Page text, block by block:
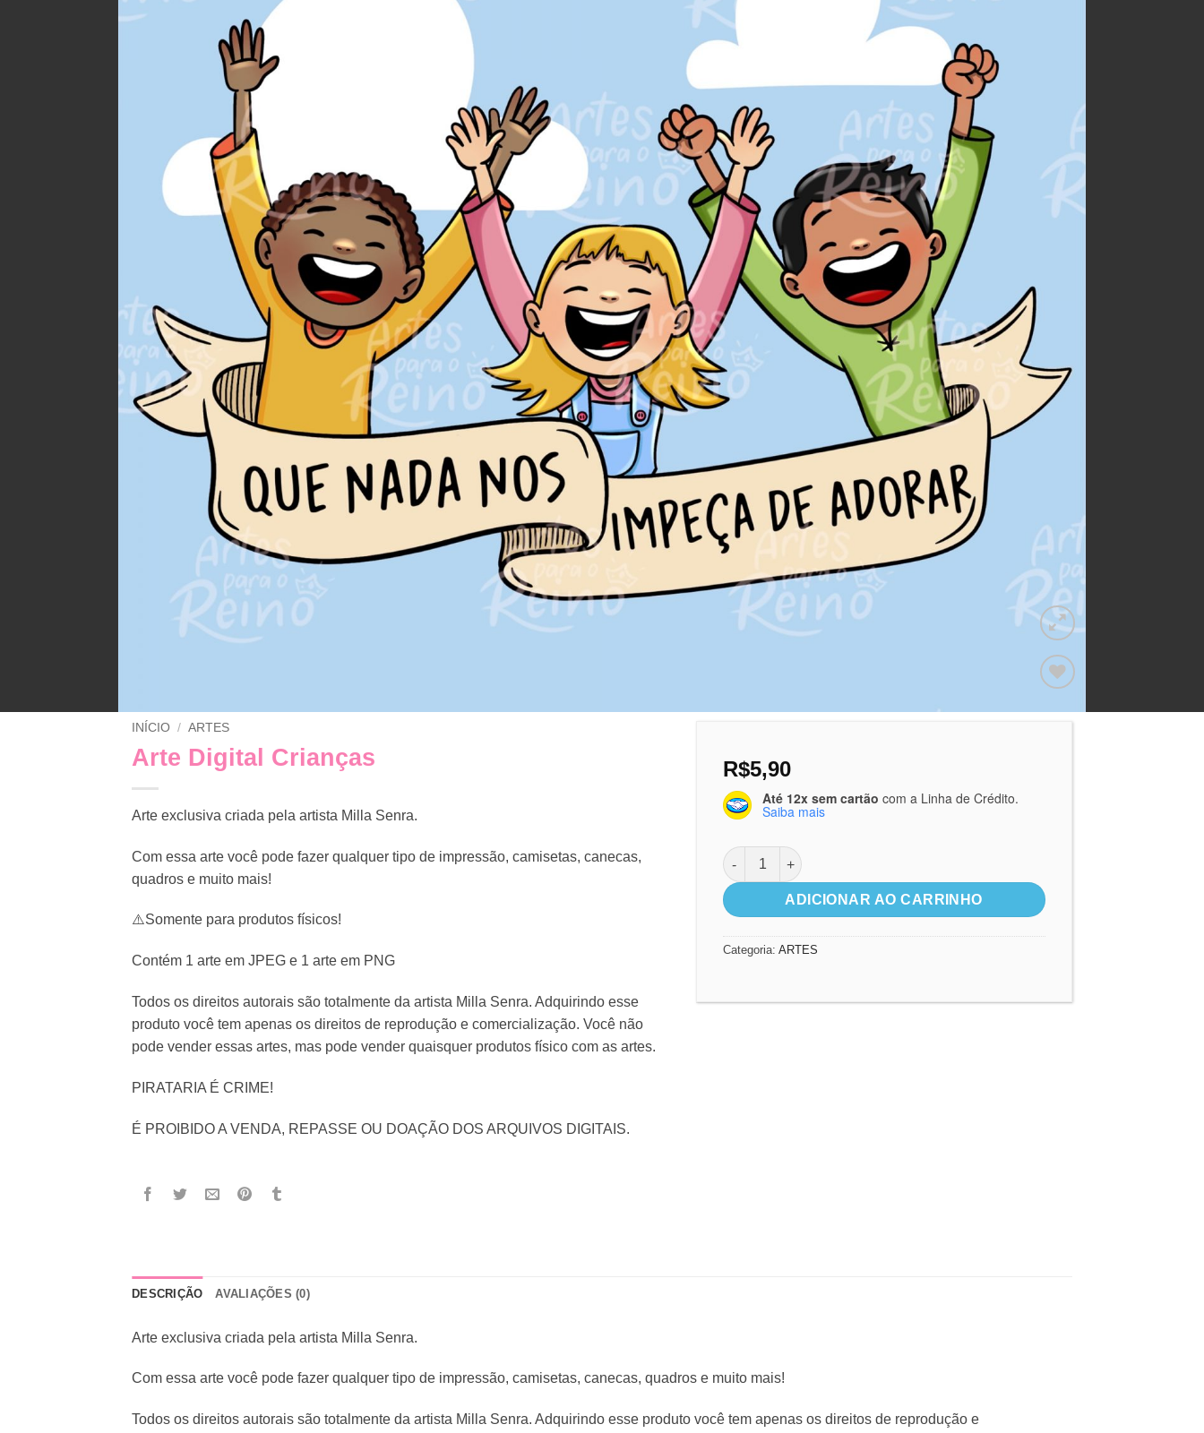
INÍCIO / ARTES
Arte Digital Crianças
Arte exclusiva criada pela artista Milla Senra.
Com essa arte você pode fazer qualquer tipo de impressão, camisetas, canecas,
quadros e muito mais!
⚠️Somente para produtos físicos!
Contém 1 arte em JPEG e 1 arte em PNG
Todos os direitos autorais são totalmente da artista Milla Senra. Adquirindo esse
produto você tem apenas os direitos de reprodução e comercialização. Você não
pode vender essas artes, mas pode vender quaisquer produtos físico com as artes.
PIRATARIA É CRIME!
É PROIBIDO A VENDA, REPASSE OU DOAÇÃO DOS ARQUIVOS DIGITAIS.
R$5,90
Até 12x sem cartão com a Linha de Crédito.
Saiba mais
Arte Digital Crianças quantidade
ADICIONAR AO CARRINHO
Categoria: ARTES
DESCRIÇÃO AVALIAÇÕES (0)
Arte exclusiva criada pela artista Milla Senra.
Com essa arte você pode fazer qualquer tipo de impressão, camisetas, canecas, quadros e muito mais!
Todos os direitos autorais são totalmente da artista Milla Senra. Adquirindo esse produto você tem apenas os direitos de reprodução e